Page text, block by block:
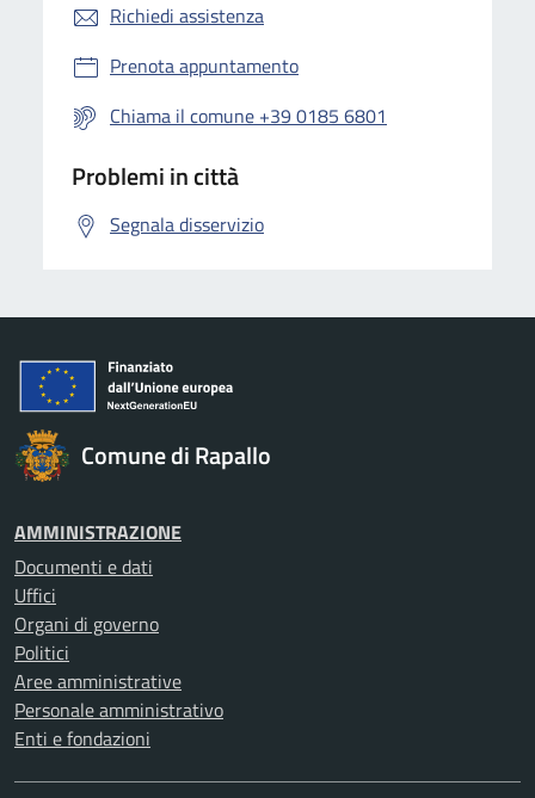
Richiedi assistenza
Prenota appuntamento
Chiama il comune +39 0185 6801
Problemi in città
Segnala disservizio
Comune di Rapallo
AMMINISTRAZIONE
Documenti e dati
Uffici
Organi di governo
Politici
Aree amministrative
Personale amministrativo
Enti e fondazioni